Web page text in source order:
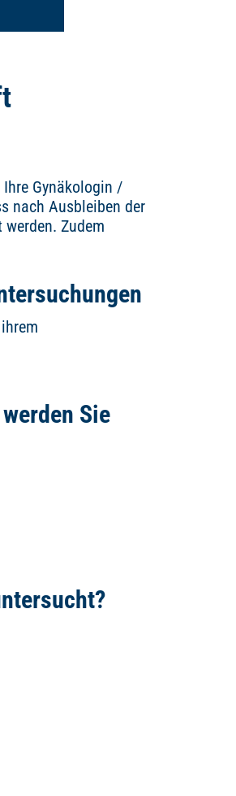
Gynäkologin /
nach Ausbleiben der
Zudem
Sie